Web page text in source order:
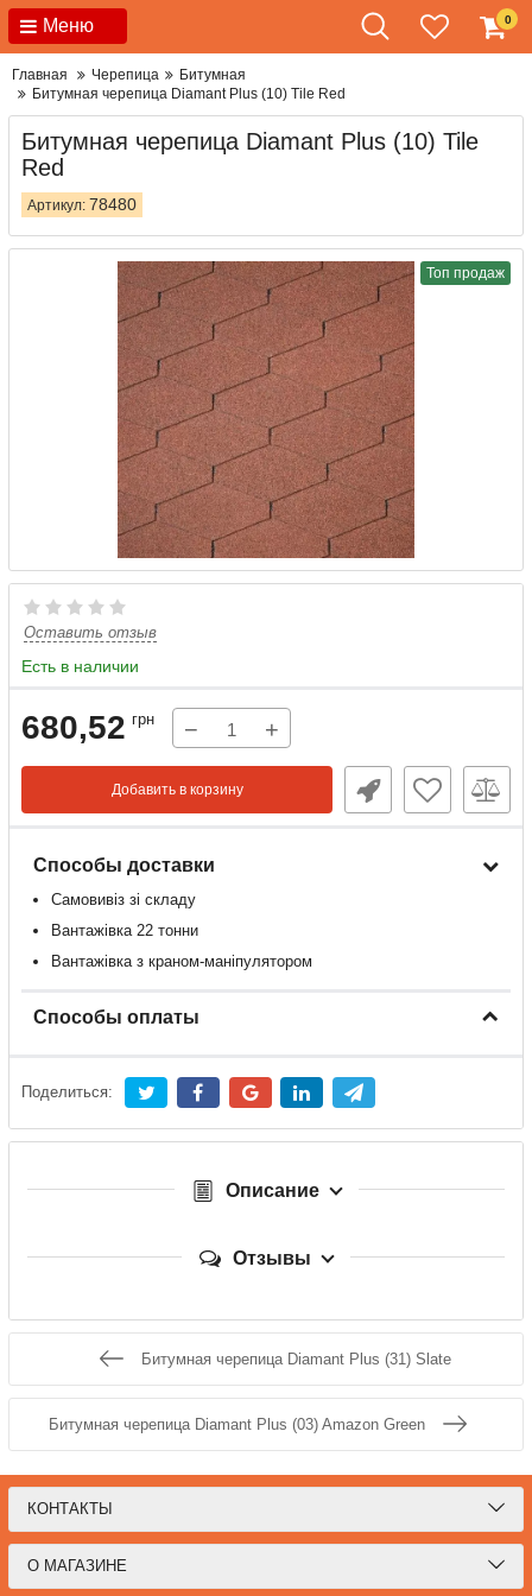
Меню 0
Главная Черепица
Битумная
Битумная черепица Diamant Plus (10) Tile Red
Битумная черепица Diamant Plus (10) Tile
Red
Артикул: 78480
Топ продаж
Оставить отзыв
Есть в наличии
680,52 грн − +
Добавить в корзину
Способы доставки
Самовивіз зі складу
Вантажівка 22 тонни
Вантажівка з краном-маніпулятором
Способы оплаты
Поделиться:
Описание
Отзывы
Битумная черепица Diamant Plus (31) Slate
Битумная черепица Diamant Plus (03) Amazon Green
КОНТАКТЫ
О МАГАЗИНЕ